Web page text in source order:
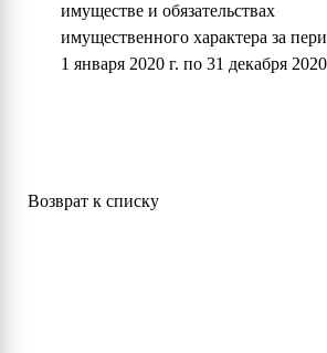
имуществе и обязательствах
имущественного характера за
1 января 2020 г. по 31 декабря 2020
Возврат к списку